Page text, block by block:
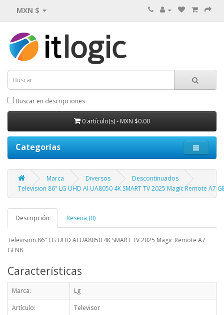
MXN $
Buscar en descripciones
0 artículo(s) - MXN $0.00
Categorías
Marca Diversos
Descontinuados
Television 86" LG UHD AI UA8050 4K SMART TV 2025 Magic Remote A7
Descripción Reseña (0)
Television 86" LG UHD AI UA8050 4K SMART TV 2025 Magic Remote A7
GEN8
Características
Marca:
Lg
Artículo:
Televisor